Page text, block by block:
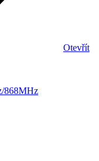
Otevřít
868MHz